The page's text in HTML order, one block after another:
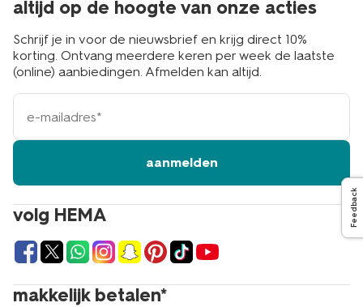
volg HEMA
makkelijk betalen*
altijd op de hoogte van onze acties
Schrijf je in voor de nieuwsbrief en krijg direct 10%
korting. Ontvang meerdere keren per week de laatste
(online) aanbiedingen. Afmelden kan altijd.
e-
mailadres
aanmelden
Feedback